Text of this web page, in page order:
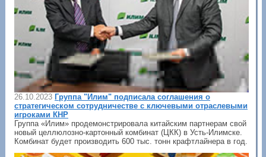
26.10.2023 Группа "Илим" подписала соглашения о
стратегическом сотрудничестве с ключевыми отраслевыми
игроками КНР
Группа «Илим» продемонстрировала китайским партнерам свой
новый целлюлозно-картонный комбинат (ЦКК) в Усть-Илимске.
Комбинат будет производить 600 тыс. тонн крафтлайнера в год.